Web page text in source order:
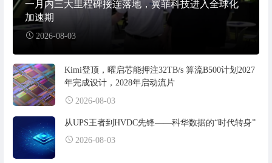
一月内三大里程碑接连落地，翼菲科技进入全球化
加速期
2026-08-03
Kimi登顶，曜启芯能押注32TB/s 算流B500计划2027
年完成设计，2028年启动流片
2026-08-03
从UPS王者到HVDC先锋——科华数据的“时代转身”
2026-08-03